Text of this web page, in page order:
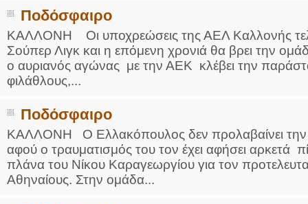
Ποδόσφαιρο
ΚΑΛΛΟΝΗ Οι υποχρεώσεις της ΑΕΛ Καλλονής
Σούπερ Λιγκ και η επόμενη χρονιά θα βρει την
ο αυριανός αγώνας με την ΑΕΚ κλέβει την
φιλάθλους,...
Ποδόσφαιρο
ΚΑΛΛΟΝΗ Ο Ελλακόπουλος δεν προλαβαίνει την
αφού ο τραυματισμός του τον έχει αφήσει αρκετά
πλάνα του Νίκου Καραγεωργίου για τον
Αθηναίους. Στην ομάδα...